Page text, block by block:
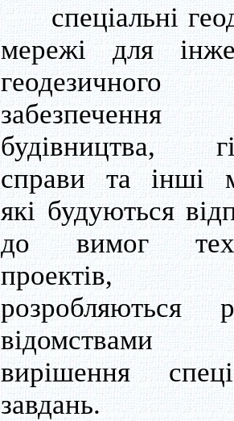
спеціальні
мережі для
геодезичного
забезпечення
будівництва,
справи та інші
які будуються
до вимог
розробляються
вирішення
завдань.